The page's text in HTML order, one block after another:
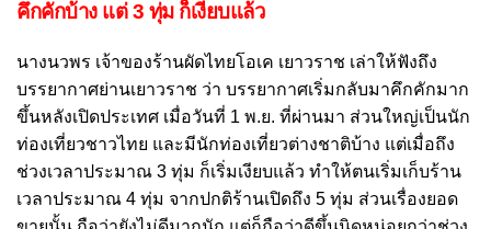
คึกคักบ้าง แต่ 3 ทุ่ม ก็เงียบแล้ว
นางนวพร เจ้าของร้านผัดไทยโอเค เยาวราช เล่าให้ฟังถึง
บรรยากาศย่านเยาวราช ว่า บรรยากาศเริ่มกลับมาคึกคักมาก
ขึ้นหลังเปิดประเทศ เมื่อวันที่ 1 พ.ย. ที่ผ่านมา ส่วนใหญ่เป็นนัก
ท่องเที่ยวชาวไทย และมีนักท่องเที่ยวต่างชาติบ้าง แต่เมื่อถึง
ช่วงเวลาประมาณ 3 ทุ่ม ก็เริ่มเงียบแล้ว ทำให้ตนเริ่มเก็บร้าน
เวลาประมาณ 4 ทุ่ม จากปกติร้านเปิดถึง 5 ทุ่ม ส่วนเรื่องยอด